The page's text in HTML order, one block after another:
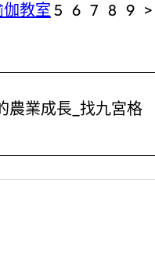
伽教室 5 6 7 8 9 >
農業成長_找九宮格